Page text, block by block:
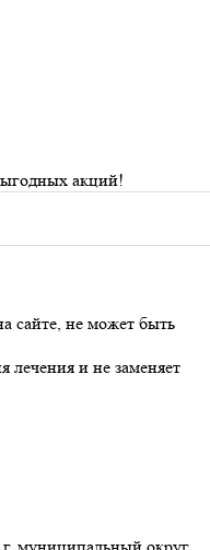
акций!
сайте, не может быть
лечения и не заменяет